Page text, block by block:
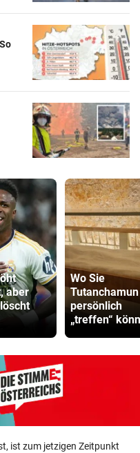
aber
Wo Sie
Tutanchamun
persönlich
„treffen“
ist zum jetzigen Zeitpunkt